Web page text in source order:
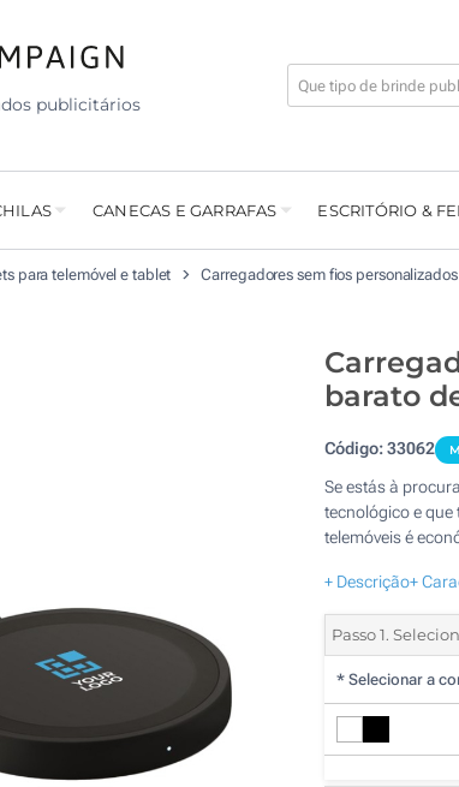
publicitários
CANECAS E GARRAFAS ESCRITÓRIO &
para telemóvel e tablet Carregadores sem fios personalizados
barato
Código:33062
Se estás à
tecnológico e que
telemóveis é
+ Descrição+
Passo 1.
* Selecionar a